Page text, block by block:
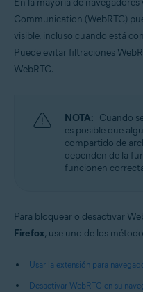
Avast SecureLine VPN 5.x para
Sistemas operativos:
Microsoft Windows 7 Home
Premium/Professional/
Apple macOS 11.x (Big Sur)
Apple macOS 10.15.x (Catalina)
En la mayoría de navegadores
Communication (WebRTC)
visible, incluso cuando está
Puede evitar filtraciones
WebRTC.
NOTA: Cuando
es posible que
compartido de
dependen de la
funcionen
Para bloquear o desactivar
Firefox, use uno de los
Usar la extensión para
Desactivar WebRTC en su